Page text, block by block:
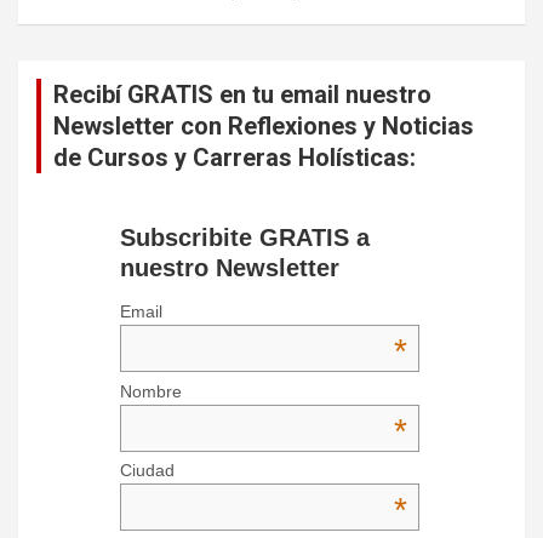
Recibí GRATIS en tu email nuestro
Newsletter con Reflexiones y Noticias
de Cursos y Carreras Holísticas:
Subscribite GRATIS a
nuestro Newsletter
Email
*
Nombre
*
Ciudad
*